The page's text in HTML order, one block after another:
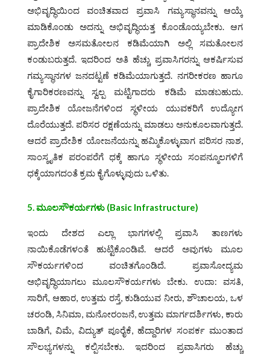
ಅಭಿವೃದ್ಧಿಯಿಂದ ವಂಚಿತವಾದ ಪ್ರವಾಸಿ ಗಮ್ಯಸ್ಥಾನವನ್ನು ಆಯ್ಕೆ
ಮಾಡಿಕೊಂಡು ಅದನ್ನು ಅಭಿವೃದ್ಧಿಯತ್ತ ಕೊಂಡೊಯ್ಯಬೇಕು. ಆಗ
ಪ್ರಾದೇಶಿಕ ಅಸಮತೋಲನ ಕಡಿಮೆಯಾಗಿ ಅಲ್ಲಿ ಸಮತೋಲನ
ಕಂಡುಬರುತ್ತದೆ. ಇದರಿಂದ ಅತಿ ಹೆಚ್ಚು ಪ್ರವಾಸಿಗರನ್ನು ಆಕರ್ಷಿಸುವ
ಗಮ್ಯಸ್ಥಾನಗಳ ಜನದಟ್ಟಣೆ ಕಡಿಮೆಯಾಗುತ್ತದೆ. ನಗರೀಕರಣ ಹಾಗೂ
ಕೈಗಾರಿಕರಣವನ್ನು ಸ್ವಲ್ಪ ಮಟ್ಟಿಗಾದರು ಕಡಿಮೆ ಮಾಡಬಹುದು.
ಪ್ರಾದೇಶಿಕ ಯೋಜನೆಗಳಿಂದ ಸ್ಥಳೀಯ ಯುವಕರಿಗೆ ಉದ್ಯೋಗ
ದೊರೆಯುತ್ತದೆ. ಪರಿಸರ ರಕ್ಷಣೆಯನ್ನು ಮಾಡಲು ಅನುಕೂಲವಾಗುತ್ತದೆ.
ಆದರೆ ಪ್ರಾದೇಶಿಕ ಯೋಜನೆಯನ್ನು ಹಮ್ಮಿಕೊಳ್ಳುವಾಗ ಪರಿಸರ ನಾಶ,
ಸಾಂಸ್ಕೃತಿಕ ಪರಂಪರೆಗೆ ಧಕ್ಕೆ ಹಾಗೂ ಸ್ಥಳೀಯ ಸಂಪನ್ಮೂಲಗಳಿಗೆ
ಧಕ್ಕೆಯಾಗದಂತೆ ಕ್ರಮ ಕೈಗೊಳ್ಳುವುದು ಒಳಿತು.
5. ಮೂಲಸೌಕರ್ಯಗಳು (Basic Infrastructure)
ಇಂದು ದೇಶದ ಎಲ್ಲಾ ಭಾಗಗಳಲ್ಲಿ ಪ್ರವಾಸಿ ತಾಣಗಳು
ನಾಯಿಕೊಡೆಗಳಂತೆ ಹುಟ್ಟಿಕೊಂಡಿವೆ. ಆದರೆ ಅವುಗಳು ಮೂಲ
ಸೌಕರ್ಯಗಳಿಂದ ವಂಚಿತಗೊಂಡಿದೆ. ಪ್ರವಾಸೋದ್ಯಮ
ಅಭಿವೃದ್ಧಿಯಾಗಲು ಮೂಲಸೌಕರ್ಯಗಳು ಬೇಕು. ಉದಾ: ವಸತಿ,
ಸಾರಿಗೆ, ಆಹಾರ, ಉತ್ತಮ ರಸ್ತೆ, ಕುಡಿಯುವ ನೀರು, ಶೌಚಾಲಯ, ಒಳ
ಚರಂಡಿ, ಸಿನಿಮಾ, ಮನೋರಂಜನೆ, ಉತ್ತಮ ಮಾರ್ಗದರ್ಶಿಗಳು, ಕಾರು
ಬಾಡಿಗೆ, ವಿಮೆ, ವಿದ್ಯುತ್ ಪೂರೈಕೆ, ಹೆದ್ದಾರಿಗಳ ಸಂಪರ್ಕ ಮುಂತಾದ
ಸೌಲಭ್ಯಗಳನ್ನು ಕಲ್ಪಿಸಬೇಕು. ಇದರಿಂದ ಪ್ರವಾಸಿಗರು ಹೆಚ್ಚು